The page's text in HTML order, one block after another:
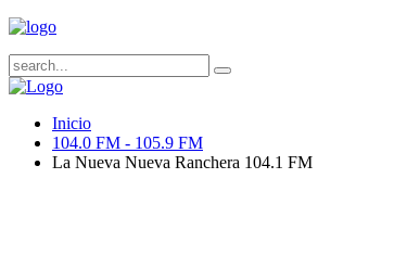
Inicio
104.0 FM - 105.9 FM
La Nueva Nueva Ranchera 104.1 FM